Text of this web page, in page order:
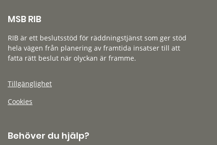
MSB RIB
RIB är ett beslutsstöd för räddningstjänst som ger stöd
hela vägen från planering av framtida insatser till att
fatta rätt beslut när olyckan är framme.
Tillgänglighet
Cookies
Behöver du hjälp?